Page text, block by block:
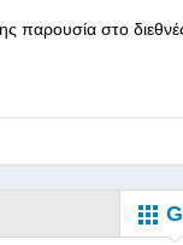
παρουσία στο